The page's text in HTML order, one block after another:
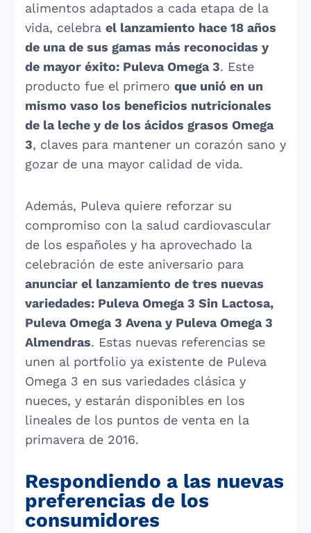
alimentos adaptados a cada etapa de la
vida, celebra el lanzamiento hace 18 años
de una de sus gamas más reconocidas y
de mayor éxito: Puleva Omega 3. Este
producto fue el primero que unió en un
mismo vaso los beneficios nutricionales
de la leche y de los ácidos grasos Omega
3, claves para mantener un corazón sano y
gozar de una mayor calidad de vida.
Además, Puleva quiere reforzar su
compromiso con la salud cardiovascular
de los españoles y ha aprovechado la
celebración de este aniversario para
anunciar el lanzamiento de tres nuevas
variedades: Puleva Omega 3 Sin Lactosa,
Puleva Omega 3 Avena y Puleva Omega 3
Almendras. Estas nuevas referencias se
unen al portfolio ya existente de Puleva
Omega 3 en sus variedades clásica y
nueces, y estarán disponibles en los
lineales de los puntos de venta en la
primavera de 2016.
Respondiendo a las nuevas
preferencias de los
consumidores